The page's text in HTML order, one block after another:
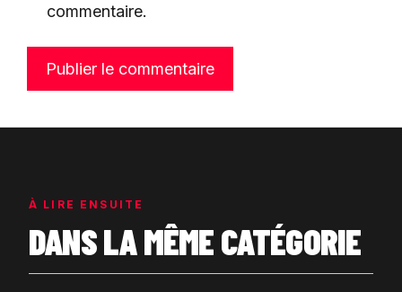
commentaire.
À LIRE ENSUITE
DANS LA MÊME CATÉGORIE